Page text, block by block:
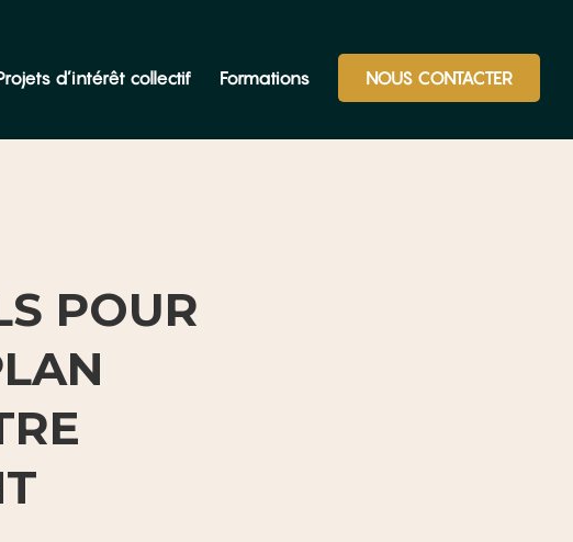
d’intérêt collectif Formations NOUS CONTACTER
POUR